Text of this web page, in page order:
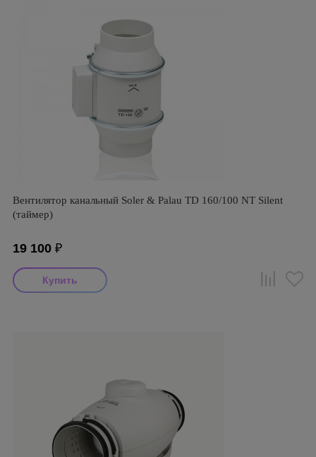
Вентилятор канальный Soler & Palau TD 160/100 NT Silent
(таймер)
19 100 ₽